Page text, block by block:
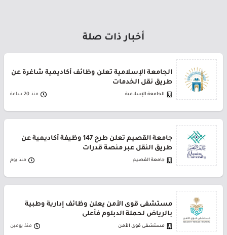
أخبار ذات صلة
الجامعة الإسلامية تعلن وظائف أكاديمية شاغرة عن
طريق نقل الخدمات
الجامعة الإسلامية منذ 20 ساعة
جامعة القصيم تعلن طرح 147 وظيفة أكاديمية عن
طريق النقل عبر منصة قدرات
جامعة القصيم منذ يوم
مستشفى قوى الأمن يعلن وظائف إدارية وطبية
بالرياض لحملة الدبلوم فأعلى
مستشفى قوى الأمن منذ يومين